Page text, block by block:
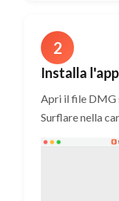
2
Installa
Apri il file DMG
Surflare nella